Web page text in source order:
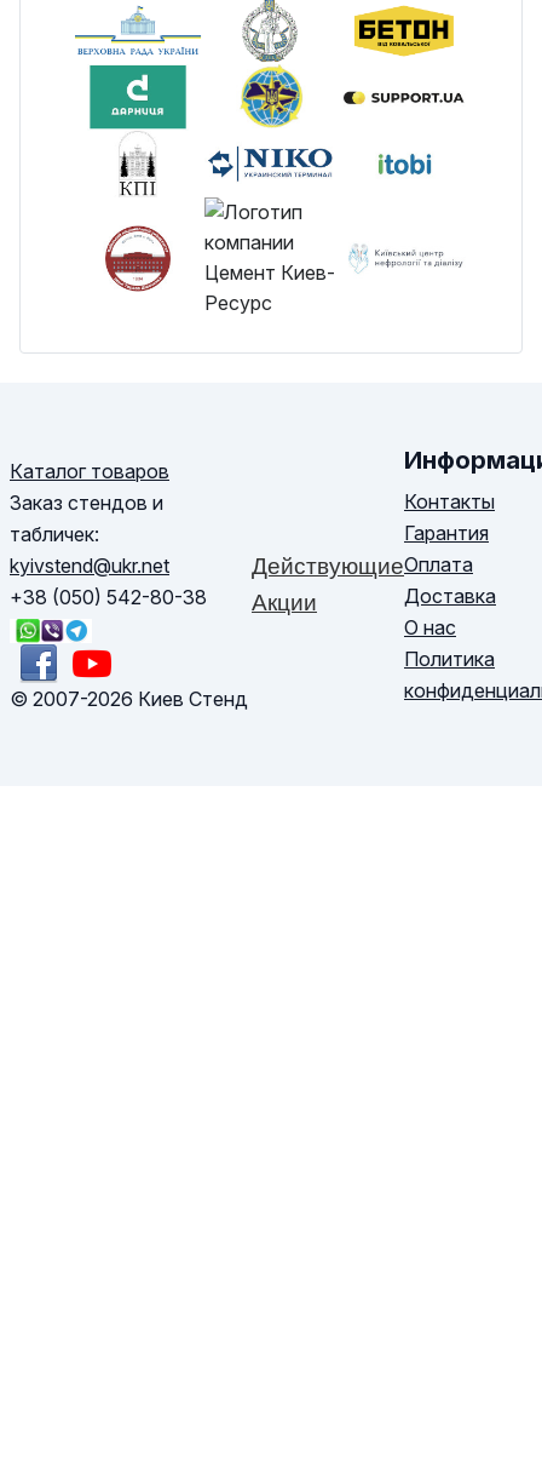
Каталог товаров
Заказ стендов и
табличек:
kyivstend@ukr.net
+38 (050) 542-80-38
© 2007-2026 Киев Стенд
Действующие
Акции
Контакты
Гарантия
Оплата
Доставка
О нас
Политика